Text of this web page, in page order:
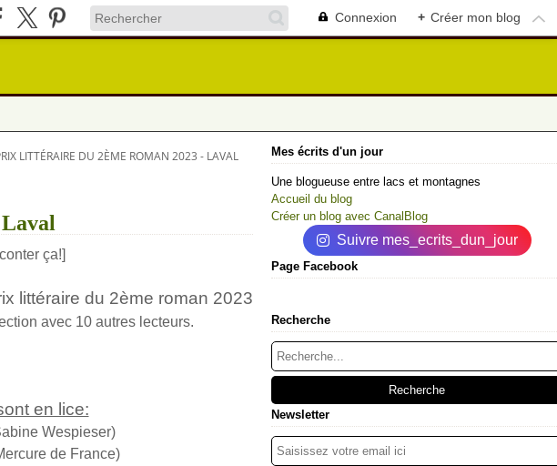
Connexion + Créer mon blog
LITTÉRAIRE DU 2ÈME ROMAN 2023 - LAVAL
ça!]
littéraire du 2ème roman 2023
avec 10 autres lecteurs.
en lice:
Wespieser)
de France)
Mes écrits d'un jour
Une blogueuse entre lacs et montagnes
Accueil du blog
Créer un blog avec CanalBlog
Suivre mes_ecrits_dun_jour
Page Facebook
Recherche
Newsletter